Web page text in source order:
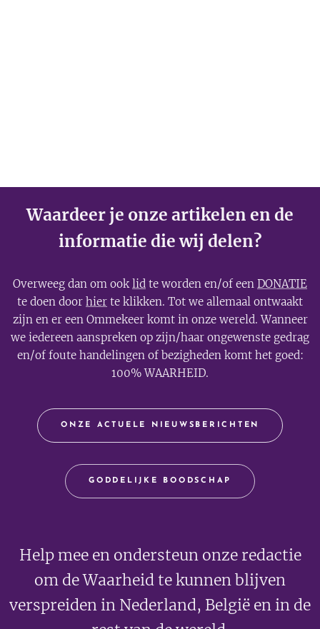
Waardeer je onze artikelen en de
informatie die wij delen?
Overweeg dan om ooklid te worden en/of een DONATIE
te doen door hier te klikken. Tot we allemaal ontwaakt
zijn en er een Ommekeer komt in onze wereld. Wanneer
we iedereen aanspreken op zijn/haar ongewenste gedrag
en/of foute handelingen of bezigheden komt het goed:
100% WAARHEID.
ONZE ACTUELE NIEUWSBERICHTEN
GODDELIJKE BOODSCHAP
Help mee en ondersteun onze redactie
om de Waarheid te kunnen blijven
verspreiden in Nederland, België en in de